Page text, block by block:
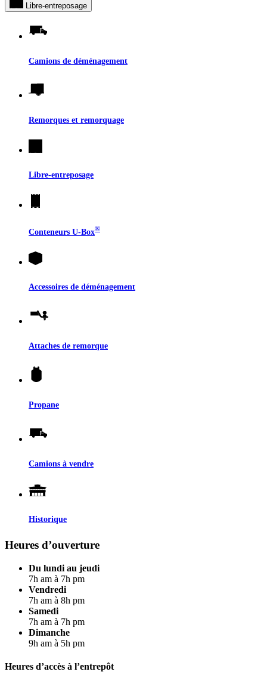
Libre-entreposage
Camions de déménagement
Remorques et remorquage
Libre-entreposage
Conteneurs U-Box®
Accessoires de déménagement
Attaches de remorque
Propane
Camions à vendre
Historique
Heures d’ouverture
Du lundi au jeudi
7h am à 7h pm
Vendredi
7h am à 8h pm
Samedi
7h am à 7h pm
Dimanche
9h am à 5h pm
Heures d’accès à l’entrepôt